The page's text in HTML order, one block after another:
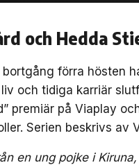
och Hedda
bortgång förra hösten
och tidiga karriär
premiär på Viaplay
Serien beskrivs av
en ung pojke i